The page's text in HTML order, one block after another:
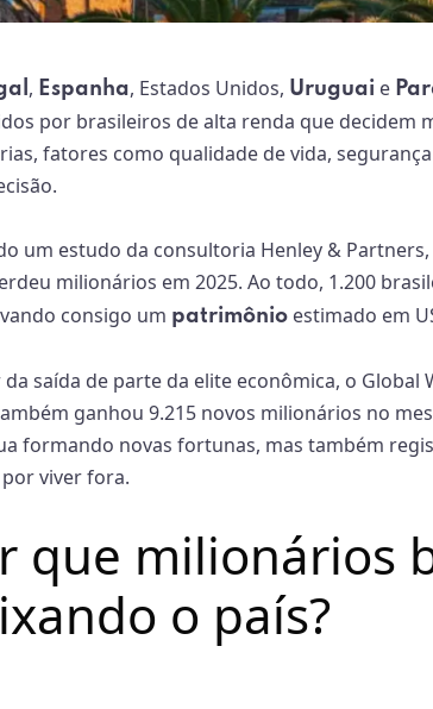
, Espanha, Estados Unidos, Uruguai e
por brasileiros de alta renda que decidem
fatores como qualidade de vida,
um estudo da consultoria Henley &
milionários em 2025. Ao todo, 1.200
consigo um patrimônio estimado em
da saída de parte da elite econômica, o Global
ganhou 9.215 novos milionários no
formando novas fortunas, mas também
viver fora.
que milionários
o país?